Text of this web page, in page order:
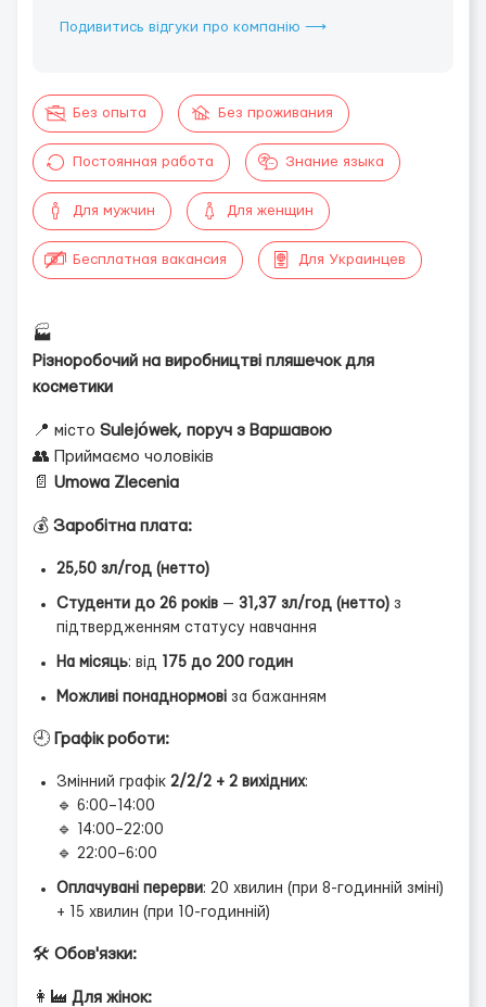
Подивитись відгуки про компанію ⟶
Без опыта Без проживания
Постоянная работа Знание языка
Для мужчин Для женщин
Бесплатная вакансия Для Украинцев
🏭
Різноробочий на виробництві пляшечок для
косметики
📍 місто Sulejówek, поруч з Варшавою
👥 Приймаємо чоловіків
📄 Umowa Zlecenia
💰 Заробітна плата:
25,50 зл/год (нетто)
Студенти до 26 років — 31,37 зл/год (нетто) з
підтвердженням статусу навчання
На місяць: від 175 до 200 годин
Можливі понаднормові за бажанням
🕘 Графік роботи:
Змінний графік 2/2/2 + 2 вихідних:
🔹 6:00–14:00
🔹 14:00–22:00
🔹 22:00–6:00
Оплачувані перерви: 20 хвилин (при 8-годинній зміні)
+ 15 хвилин (при 10-годинній)
🛠 Обов'язки:
👩‍🏭 Для жінок: